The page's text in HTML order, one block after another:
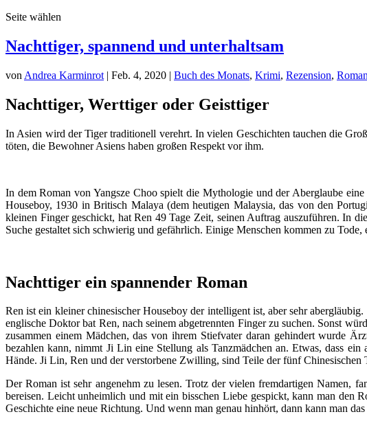
Seite wählen
Nachttiger, spannend und unterhaltsam
von Andrea Karminrot | Feb. 4, 2020 | Buch des Monats, Krimi, Rezension, Roman
Nachttiger, Werttiger oder Geisttiger
In Asien wird der Tiger traditionell verehrt. In vielen Geschichten tauchen die
töten, die Bewohner Asiens haben großen Respekt vor ihm.
In dem Roman von Yangsze Choo spielt die Mythologie und der Aberglaube
Houseboy, 1930 in Britisch Malaya (dem heutigen Malaysia, das von den
kleinen Finger geschickt, hat Ren 49 Tage Zeit, seinen Auftrag auszuführen. In
Suche gestaltet sich schwierig und gefährlich. Einige Menschen kommen zu
Nachttiger ein spannender Roman
Ren ist ein kleiner chinesischer Houseboy der intelligent ist, aber sehr
englische Doktor bat Ren, nach seinem abgetrennten Finger zu suchen. Sonst
zusammen einem Mädchen, das von ihrem Stiefvater daran gehindert wurde
bezahlen kann, nimmt Ji Lin eine Stellung als Tanzmädchen an. Etwas, dass
Hände. Ji Lin, Ren und der verstorbene Zwilling, sind Teile der fünf Chinesischen
Der Roman ist sehr angenehm zu lesen. Trotz der vielen fremdartigen Namen,
bereisen. Leicht unheimlich und mit ein bisschen Liebe gespickt, kann man den
Geschichte eine neue Richtung. Und wenn man genau hinhört, dann kann man